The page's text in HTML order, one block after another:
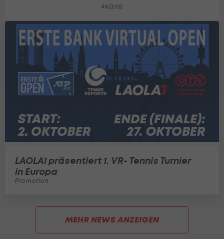
LAOLA1 präsentiert 1. VR- Tennis Turnier
in Europa
Promotion
MEHR NEWS ANZEIGEN